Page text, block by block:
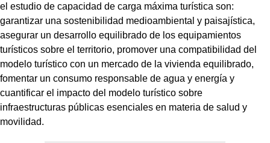
el estudio de capacidad de carga máxima turística son:
garantizar una sostenibilidad medioambiental y paisajística,
asegurar un desarrollo equilibrado de los equipamientos
turísticos sobre el territorio, promover una compatibilidad del
modelo turístico con un mercado de la vivienda equilibrado,
fomentar un consumo responsable de agua y energía y
cuantificar el impacto del modelo turístico sobre
infraestructuras públicas esenciales en materia de salud y
movilidad.